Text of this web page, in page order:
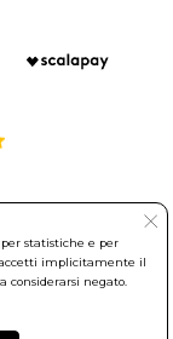
da Vinci, 40 -
Capitale
delle Imprese di
statistiche e per
implicitamente il
considerarsi negato.